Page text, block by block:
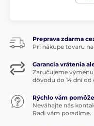
Preprava zdarma
Pri nákupe tovaru
Garancia vrátenia
Zaručujeme
dôvodu do 14 dní od
Rýchlo vám
Neváhajte nás
Radi vám poradíme.